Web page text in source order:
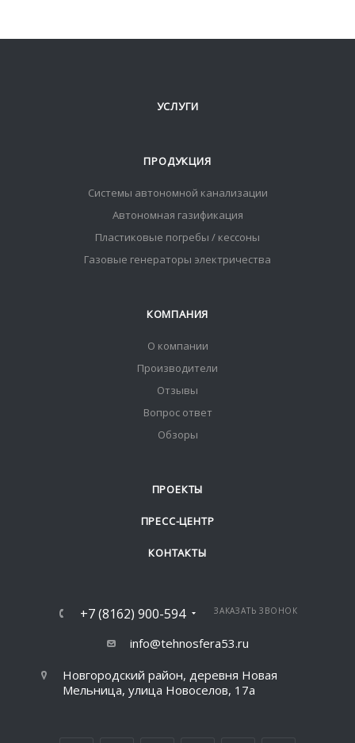
УСЛУГИ
ПРОДУКЦИЯ
Системы автономной канализации
Автономная газификация
Пластиковые погребы / кессоны
Газовые генераторы электричества
КОМПАНИЯ
О компании
Производители
Отзывы
Вопрос ответ
Обзоры
ПРОЕКТЫ
ПРЕСС-ЦЕНТР
КОНТАКТЫ
+7 (8162) 900-594 ЗАКАЗАТЬ ЗВОНОК
info@tehnosfera53.ru
Новгородский район, деревня Новая
Мельница, улица Новоселов, 17а